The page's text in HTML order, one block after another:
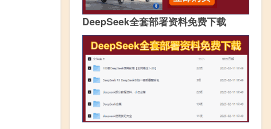
DeepSeek全套部署资料免费下载